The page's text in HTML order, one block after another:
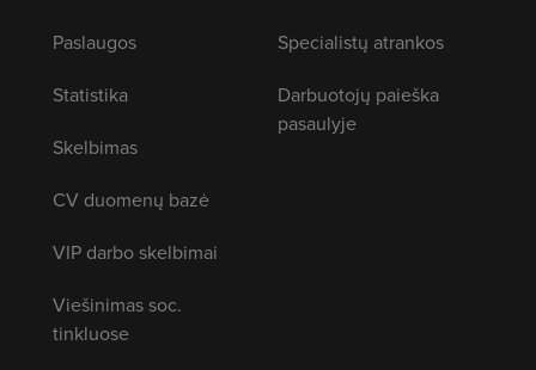
Paslaugos
Statistika
Skelbimas
CV duomenų bazė
VIP darbo skelbimai
Viešinimas soc.
tinkluose
Specialistų atrankos
Darbuotojų paieška
pasaulyje